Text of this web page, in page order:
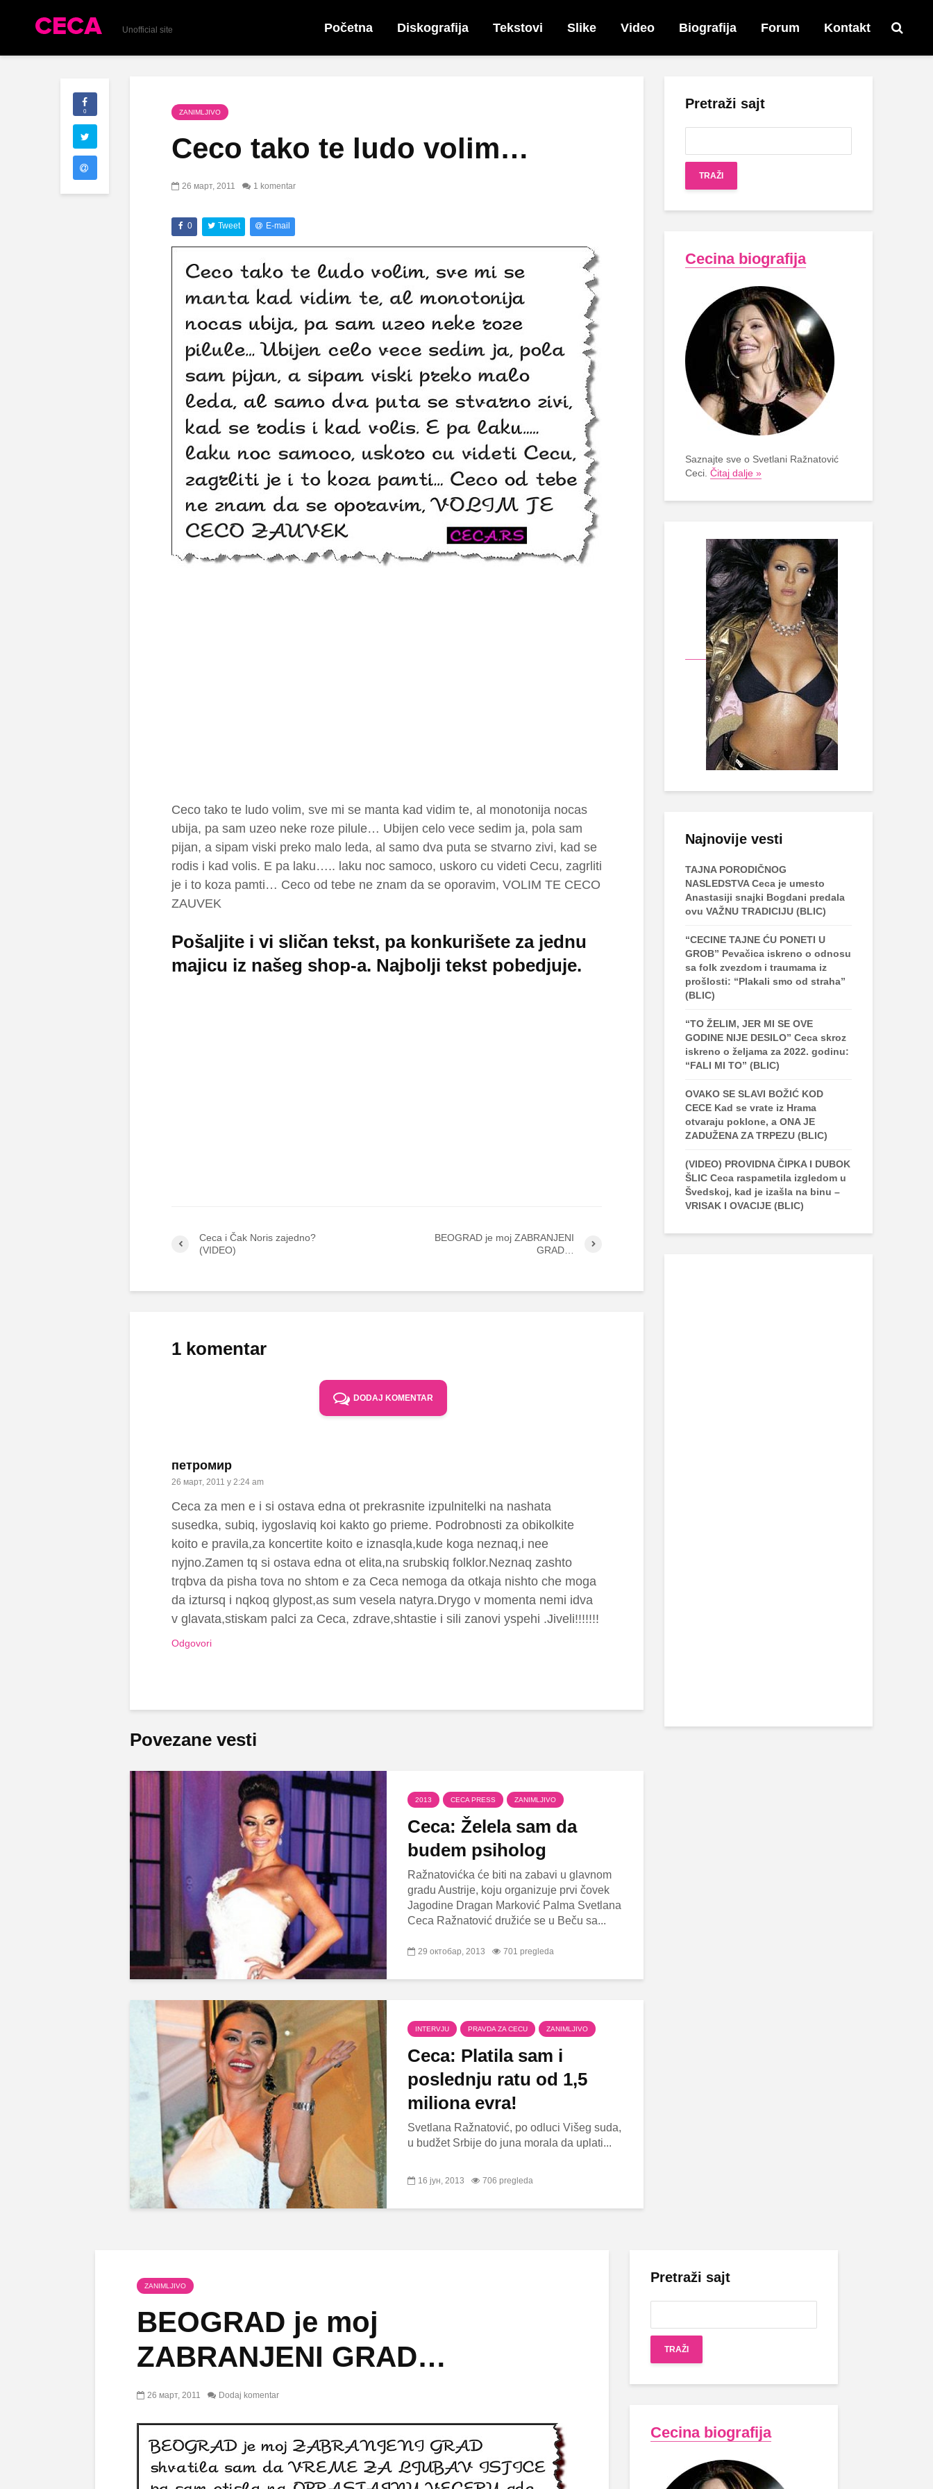
Unofficial site Početna Diskografija Tekstovi Slike Video Biografija Forum Kontakt
0 ZANIMLJIVO
Ceco tako te ludo volim…
26 март, 2011 1 komentar
0 Tweet E-mail
Ceco tako te ludo volim, sve mi se manta kad vidim te, al monotonija nocas
ubija, pa sam uzeo neke roze pilule… Ubijen celo vece sedim ja, pola sam
pijan, a sipam viski preko malo leda, al samo dva puta se stvarno zivi, kad se
rodis i kad volis. E pa laku….. laku noc samoco, uskoro cu videti Cecu, zagrliti
je i to koza pamti… Ceco od tebe ne znam da se oporavim, VOLIM TE CECO
ZAUVEK
Pošaljite i vi sličan tekst, pa konkurišete za jednu
majicu iz našeg shop-a. Najbolji tekst pobedjuje.
Ceca i Čak Noris zajedno?
(VIDEO)
BEOGRAD je moj ZABRANJENI
GRAD…
1 komentar
DODAJ KOMENTAR
петромир
26 март, 2011 у 2:24 am
Ceca za men e i si ostava edna ot prekrasnite izpulnitelki na nashata
susedka, subiq, iygoslaviq koi kakto go prieme. Podrobnosti za obikolkite
koito e pravila,za koncertite koito e iznasqla,kude koga neznaq,i nee
nyjno.Zamen tq si ostava edna ot elita,na srubskiq folklor.Neznaq zashto
trqbva da pisha tova no shtom e za Ceca nemoga da otkaja nishto che moga
da iztursq i nqkoq glypost,as sum vesela natyra.Drygo v momenta nemi idva
v glavata,stiskam palci za Ceca, zdrave,shtastie i sili zanovi yspehi .Jiveli!!!!!!!
Odgovori
Povezane vesti
2013 CECA PRESS ZANIMLJIVO
Ceca: Želela sam da
budem psiholog
Ražnatovićka će biti na zabavi u glavnom
gradu Austrije, koju organizuje prvi čovek
Jagodine Dragan Marković Palma Svetlana
Ceca Ražnatović družiće se u Beču sa...
29 октобар, 2013 701 pregleda
INTERVJU PRAVDA ZA CECU ZANIMLJIVO
Ceca: Platila sam i
poslednju ratu od 1,5
miliona evra!
Svetlana Ražnatović, po odluci Višeg suda,
u budžet Srbije do juna morala da uplati...
16 јун, 2013 706 pregleda
Pretraži sajt
Cecina biografija
Saznajte sve o Svetlani Ražnatović
Ceci. Čitaj dalje »
Najnovije vesti
TAJNA PORODIČNOG
NASLEDSTVA Ceca je umesto
Anastasiji snajki Bogdani predala
ovu VAŽNU TRADICIJU (BLIC)
“CECINE TAJNE ĆU PONETI U
GROB” Pevačica iskreno o odnosu
sa folk zvezdom i traumama iz
prošlosti: “Plakali smo od straha”
(BLIC)
“TO ŽELIM, JER MI SE OVE
GODINE NIJE DESILO” Ceca skroz
iskreno o željama za 2022. godinu:
“FALI MI TO” (BLIC)
OVAKO SE SLAVI BOŽIĆ KOD
CECE Kad se vrate iz Hrama
otvaraju poklone, a ONA JE
ZADUŽENA ZA TRPEZU (BLIC)
(VIDEO) PROVIDNA ČIPKA I DUBOK
ŠLIC Ceca raspametila izgledom u
Švedskoj, kad je izašla na binu –
VRISAK I OVACIJE (BLIC)
ZANIMLJIVO
BEOGRAD je moj
ZABRANJENI GRAD…
26 март, 2011 Dodaj komentar
Pretraži sajt
Cecina biografija